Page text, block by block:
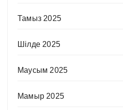
Тамыз 2025
Шілде 2025
Маусым 2025
Мамыр 2025